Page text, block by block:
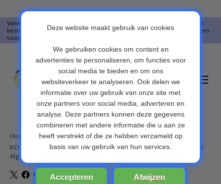
Vanwege vakantie worden er op moment geen pakketjes verstuurd. Alles
bestellingen vanaf 09-07-2026 word op 10-08-2026 verzonden. Onze excuses
voor het ongemak. Bedankt voor u begrip.
Verlanglijst
Home
KONNWEI KW818 auto-OBDII-diagnosescanner met upgradetool
Algemene Bluetooth